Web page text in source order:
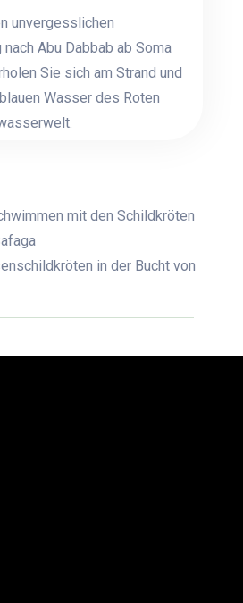
unvergesslichen
Abu Dabbab ab Soma
Sie sich am Strand und
Wasser des Roten
mit den Schildkröten
in der Bucht von